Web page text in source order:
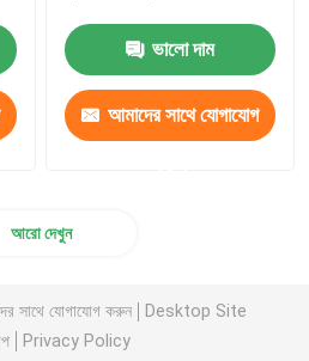
ভালো দাম
আমাদের সাথে যোগাযোগ
আরো দেখুন
সাথে যোগাযোগ করুন
Desktop Site
Privacy Policy